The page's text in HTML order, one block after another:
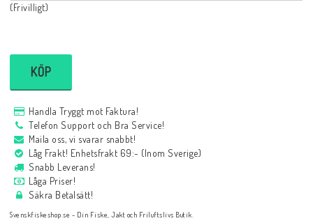
(Frivilligt)
KÖP
Handla Tryggt mot Faktura!
Telefon Support och Bra Service!
Maila oss, vi svarar snabbt!
Låg Frakt! Enhetsfrakt 69:- (Inom Sverige)
Snabb Leverans!
Låga Priser!
Säkra Betalsätt!
Svenskfiskeshop.se - Din Fiske, Jakt och Friluftslivs Butik.